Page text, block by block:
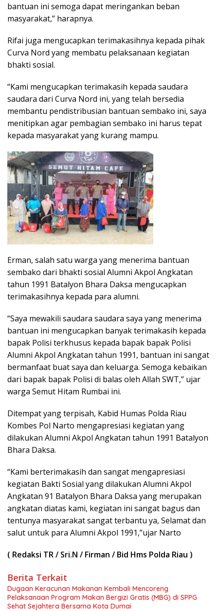
bantuan ini semoga dapat meringankan beban
masyarakat,” harapnya.
Rifai juga mengucapkan terimakasihnya kepada pihak
Curva Nord yang membatu pelaksanaan kegiatan
bhakti sosial.
“Kami mengucapkan terimakasih kepada saudara
saudara dari Curva Nord ini, yang telah bersedia
membantu pendistribusian bantuan sembako ini, saya
menitipkan agar pembagian sembako ini harus tepat
kepada masyarakat yang kurang mampu.
Erman, salah satu warga yang menerima bantuan
sembako dari bhakti sosial Alumni Akpol Angkatan
tahun 1991 Batalyon Bhara Daksa mengucapkan
terimakasihnya kepada para alumni.
“Saya mewakili saudara saudara saya yang menerima
bantuan ini mengucapkan banyak terimakasih kepada
bapak Polisi terkhusus kepada bapak bapak Polisi
Alumni Akpol Angkatan tahun 1991, bantuan ini sangat
bermanfaat buat saya dan keluarga. Semoga kebaikan
dari bapak bapak Polisi di balas oleh Allah SWT,” ujar
warga Semut Hitam Rumbai ini.
Ditempat yang terpisah, Kabid Humas Polda Riau
Kombes Pol Narto mengapresiasi kegiatan yang
dilakukan Alumni Akpol Angkatan tahun 1991 Batalyon
Bhara Daksa.
“Kami berterimakasih dan sangat mengapresiasi
kegiatan Bakti Sosial yang dilakukan Alumni Akpol
Angkatan 91 Batalyon Bhara Daksa yang merupakan
angkatan diatas kami, kegiatan ini sangat bagus dan
tentunya masyarakat sangat terbantu ya, Selamat dan
salut untuk para Alumni Akpol 1991,”ujar Narto
( Redaksi TR / Sri.N / Firman / Bid Hms Polda Riau )
Berita Terkait
Dugaan Keracunan Makanan Kembali Mencoreng
Pelaksanaan Program Makan Bergizi Gratis (MBG) di SPPG
Sehat Sejahtera Bersama Kota Dumai